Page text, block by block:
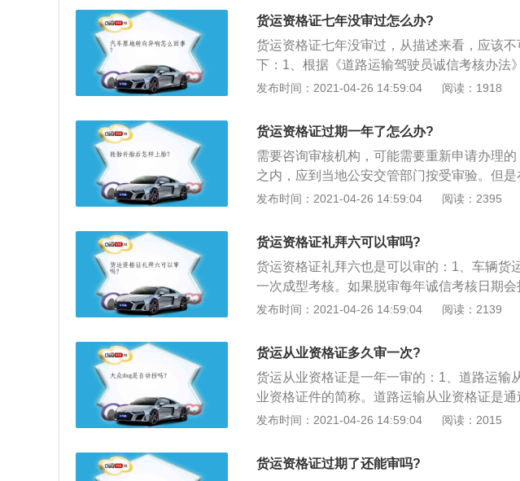
业资格证交给驾校，由驾校交回培训科。驾校
计划与教学大纲》规定的内容、课时和市运
级运政管理机关组织理论考试和实操考试。
30日后重新报名参加考试。
格证件有效期届满30日前到原发证机关办理
业资格证件遗失、毁损的，应当到原发证机关
货运资格证七年没审过怎么办?
货运资格证七年没审过，从描述来看，应该
下：1、根据《道路运输驾驶员诚信考核办法
员应当在诚信考核周期届满后20日内，持本
表》；”2、根据《道路运输驾驶员诚信考核办
驶员无正当理由超过规定时间，未签注诚信
将其列入黑名单，并向社会公告；”3、所以
应该会被列入黑名单了。
发布时间：2021-04-26 14:59:04 阅读：1918
货运资格证过期一年了怎么办?
需要咨询审核机构，可能需要重新申请办理
之内，应到当地公安交管部门按受审验。但
的，免本记分周期的审验；2、审验时，驾驶
前30日去换证，对于逾期180天未换证的会注
格证登记日期起12个月为一考核期；4、驾驶
份证、驾驶证及照片到驾校报名学习，通过
发布时间：2021-04-26 14:59:04 阅读：2395
货运资格证礼拜六可以审吗?
货运资格证礼拜六也是可以审的：1、车辆货
一次成型考核。如果脱审每年诚信考核日期会
诚信考核后记分清零；2、按照规定是一年一
会扣三分不罚款。资格证每年20分。诚信考
资格证会自动注销；3、每年不考核路政不会
运资格证年审是在运管处，可以办理货运资
审；4、根据《道路运输从业人员管理规定》
从业人员从业资格证》和《中华人民共和国机
知识、技能考试合格后核发的一种证件。也是
发布时间：2021-04-26 14:59:04 阅读：2139
货运从业资格证多久审一次?
货运从业资格证是一年一审的：1、道路运输
业资格证件的简称。道路运输从业资格证是
能考试合格后核发的一种证件。也是一种通过
输从业人员从业资格证》和《中华人民共和
路运输从业人员从业资格证件；3、经营性道
发布时间：2021-04-26 14:59:04 阅读：2015
货运资格证过期了还能审吗?